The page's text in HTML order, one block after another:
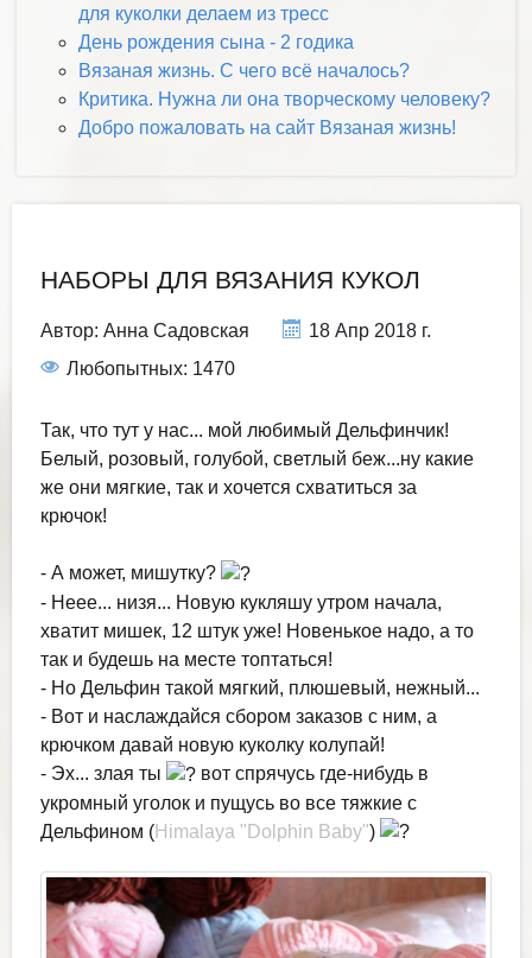
для куколки делаем из тресс
День рождения сына - 2 годика
Вязаная жизнь. С чего всё началось?
Критика. Нужна ли она творческому человеку?
Добро пожаловать на сайт Вязаная жизнь!
НАБОРЫ ДЛЯ ВЯЗАНИЯ КУКОЛ
Автор: Анна Садовская
18 Апр 2018 г.
Любопытных: 1470
Так, что тут у нас... мой любимый Дельфинчик!
Белый, розовый, голубой, светлый беж...ну какие
же они мягкие, так и хочется схватиться за
крючок!
- А может, мишутку?
- Неее... низя... Новую кукляшу утром начала,
хватит мишек, 12 штук уже! Новенькое надо, а то
так и будешь на месте топтаться!
- Но Дельфин такой мягкий, плюшевый, нежный...
- Вот и наслаждайся сбором заказов с ним, а
крючком давай новую куколку колупай!
- Эх... злая ты
вот спрячусь где-нибудь в
укромный уголок и пущусь во все тяжкие с
Дельфином (Himalaya "Dolphin Baby")